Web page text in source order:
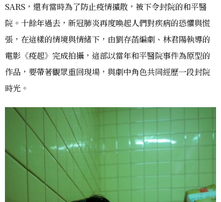
SARS，還有當時為了防止疫情擴散，被下令封院的和平醫
院。十餘年過去，新冠肺炎再度喚起人們對疾病的恐懼與慌
張，在這樣的情境與情緒下，由劉存菡編劇、林君陽執導的
電影《疫起》完成拍攝，這部以當年和平醫院事件為原型的
作品，要帶著觀眾重回現場，與劇中角色共同經歷一段封院
時光。